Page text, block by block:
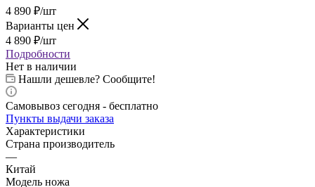
4 890 ₽/шт
Варианты цен
4 890 ₽/шт
Подробности
Нет в наличии
Нашли дешевле? Сообщите!
Самовывоз сегодня - бесплатно
Пункты выдачи заказа
Характеристики
Страна производитель
—
Китай
Модель ножа